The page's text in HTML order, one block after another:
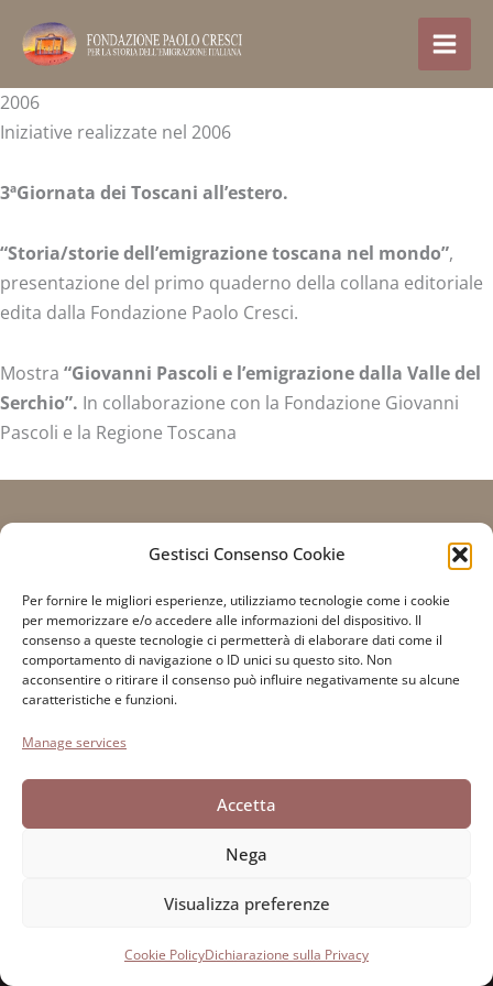
Gestisci Consenso Cookie
Per fornire le migliori esperienze, utilizziamo tecnologie come i cookie
per memorizzare e/o accedere alle informazioni del dispositivo. Il
consenso a queste tecnologie ci permetterà di elaborare dati come il
comportamento di navigazione o ID unici su questo sito. Non
acconsentire o ritirare il consenso può influire negativamente su alcune
caratteristiche e funzioni.
Manage services
Accetta
Nega
Visualizza preferenze
Cookie PolicyDichiarazione sulla Privacy
content
2006
Iniziative realizzate nel 2006
3ªGiornata dei Toscani all’estero.
“Storia/storie dell’emigrazione toscana nel mondo”,
presentazione del primo quaderno della collana editoriale
edita dalla Fondazione Paolo Cresci.
Mostra “Giovanni Pascoli e l’emigrazione dalla Valle del
Serchio”. In collaborazione con la Fondazione Giovanni
Pascoli e la Regione Toscana
Fondazione Paolo Cresciper la storia dell’emigrazione
italiana
Cortile Carrara, 1 - 55100 Lucca
Tel 0583 417483/4; Fax 0583 417770
Accessibilità
Cookie Policy
Dichiarazione sulla Privacy